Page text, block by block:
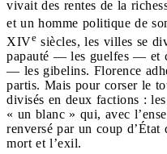
vivait des rentes de la
et un homme politique de
XIVe siècles, les villes se
papauté — les guelfes — et
— les gibelins. Florence
partis. Mais pour corser le
divisés en deux factions :
« un blanc » qui, avec
renversé par un coup
mort et l’exil.